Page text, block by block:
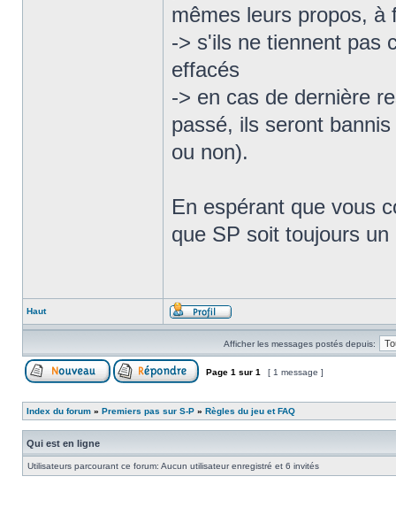
mêmes leurs propos, à
-> s'ils ne tiennent pas
effacés
-> en cas de dernière
passé, ils seront
ou non).
En espérant que vous
que SP soit toujours
Haut
Afficher les messages postés depuis:
Page 1 sur 1 [ 1 message ]
Index du forum » Premiers pas sur S-P » Règles du jeu et FAQ
Qui est en ligne
Utilisateurs parcourant ce forum: Aucun utilisateur enregistré et 6 invités